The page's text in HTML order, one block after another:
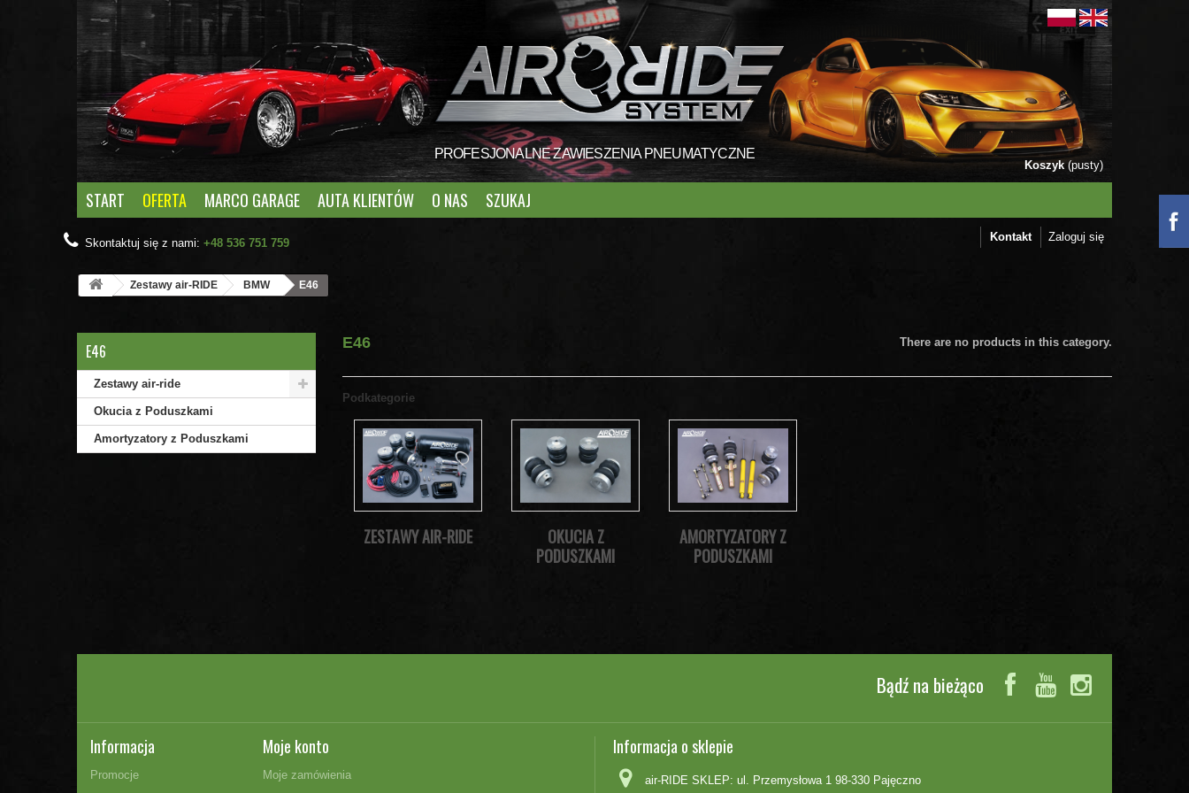
PROFESJONALNE ZAWIESZENIA PNEUMATYCZNE
Koszyk (pusty)
START OFERTA MARCO GARAGE AUTA KLIENTÓW O NAS SZUKAJ
Zaloguj się
Kontakt
Skontaktuj się z nami: +48 536 751 759
Zestawy air-RIDE BMW E46
E46
Zestawy air-ride
Okucia z Poduszkami
Amortyzatory z Poduszkami
E46 There are no products in this category.
Podkategorie
ZESTAWY AIR-RIDE
OKUCIA Z
PODUSZKAMI
AMORTYZATORY Z
PODUSZKAMI
Bądź na bieżąco
Informacja
Promocje
Moje konto
Moje zamówienia
Informacja o sklepie
air-RIDE SKLEP: ul. Przemysłowa 1 98-330 Pajęczno